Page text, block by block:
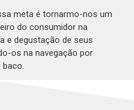
meta é tornarmo-nos um
do consumidor na
e degustação de seus
os na navegação por